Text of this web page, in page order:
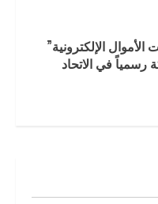
الإلكترونية”
في الاتحاد